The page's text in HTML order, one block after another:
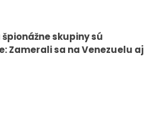
skupiny sú
Zamerali sa na Venezuelu aj